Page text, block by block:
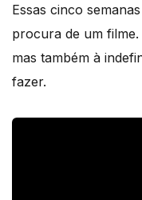
Essas cinco
procura de um
mas também à
fazer.